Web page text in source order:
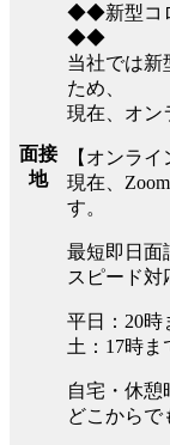
面接
地
◆◆新型コ
◆◆
当社では新
ため、
現在、オン
【オンラ
現在、
す。
最短即日面
スピード
平日：20時
土：17時ま
自宅・休憩
どこからで